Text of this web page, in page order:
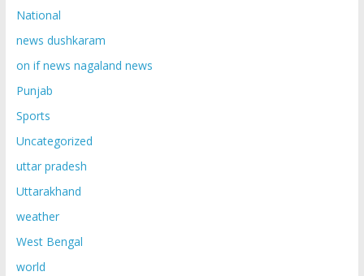
National
news dushkaram
on if news nagaland news
Punjab
Sports
Uncategorized
uttar pradesh
Uttarakhand
weather
West Bengal
world